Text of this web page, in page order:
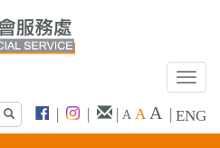
T
g
| | | A A A | ENG